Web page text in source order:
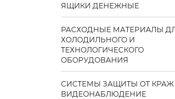
ЯЩИКИ ДЕНЕЖНЫЕ
РАСХОДНЫЕ МАТЕРИАЛЫ
ХОЛОДИЛЬНОГО И
ТЕХНОЛОГИЧЕСКОГО
ОБОРУДОВАНИЯ
СИСТЕМЫ ЗАЩИТЫ ОТ КРАЖ
ВИДЕОНАБЛЮДЕНИЕ